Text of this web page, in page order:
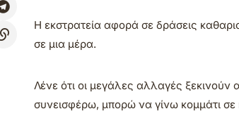
Η εκστρατεία αφορά σε δράσεις
σε μια μέρα.
Λένε ότι οι μεγάλες αλλαγές
συνεισφέρω, μπορώ να γίνω κομμάτι